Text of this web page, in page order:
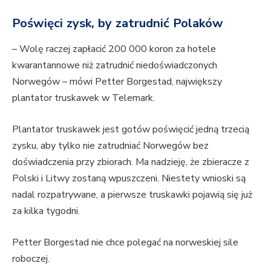
Poświęci zysk, by zatrudnić Polaków
– Wolę raczej zapłacić 200 000 koron za hotele
kwarantannowe niż zatrudnić niedoświadczonych
Norwegów – mówi Petter Borgestad, największy
plantator truskawek w Telemark.
Plantator truskawek jest gotów poświęcić jedną trzecią
zysku, aby tylko nie zatrudniać Norwegów bez
doświadczenia przy zbiorach. Ma nadzieję, że zbieracze z
Polski i Litwy zostaną wpuszczeni. Niestety wnioski są
nadal rozpatrywane, a pierwsze truskawki pojawią się już
za kilka tygodni.
Petter Borgestad nie chce polegać na norweskiej sile
roboczej.